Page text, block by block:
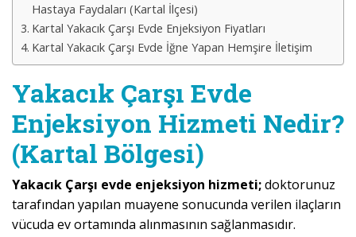
Hastaya Faydaları (Kartal İlçesi)
Kartal Yakacık Çarşı Evde Enjeksiyon Fiyatları
Kartal Yakacık Çarşı Evde İğne Yapan Hemşire İletişim
Yakacık Çarşı Evde
Enjeksiyon Hizmeti Nedir?
(Kartal Bölgesi)
Yakacık Çarşı evde enjeksiyon hizmeti;doktorunuz
tarafından yapılan muayene sonucunda verilen ilaçların
vücuda ev ortamında alınmasının sağlanmasıdır.